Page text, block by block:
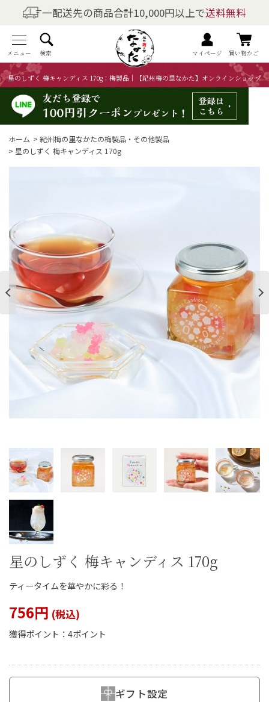
一配送先の商品合計10,000円以上で送料無料
メニュー 検索 マイページ 買い物かご
星のしずく 梅キャンディス 170g：梅製品｜【紀州梅の里なかた】オンラインショップ
商品を探す
全商品一覧
梅干しの商品一覧
梅酒の商品一覧
梅製品・その他の商品一覧
マイページ
ご案内
初めての方へ ご利用ガイド
配送について ギフトサービス
0120-12-2486
【営業時間】8:30～17:30
休業日：日曜・祝日／土曜は不定休
ホーム > 紀州梅の里なかたの梅製品・その他製品
> 星のしずく 梅キャンディス 170g
星のしずく 梅キャンディス 170g
ティータイムを華やかに彩る！
756円
獲得ポイント： 4ポイント
ギフト設定